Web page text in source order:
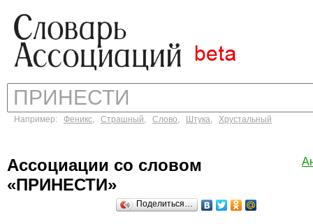
Например: Феникс, Страшный, Слово, Штука, Хрустальный
Ассоциации со словом
«ПРИНЕСТИ»
Поделиться…